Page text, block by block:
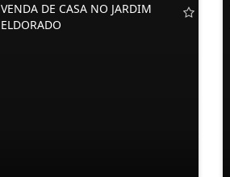
VENDA DE CASA NO JARDIM
ELDORADO